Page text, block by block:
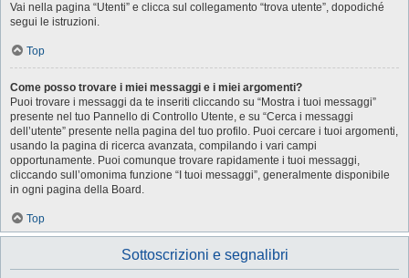
Vai nella pagina “Utenti” e clicca sul collegamento “trova utente”, dopodiché
segui le istruzioni.
Top
Come posso trovare i miei messaggi e i miei argomenti?
Puoi trovare i messaggi da te inseriti cliccando su “Mostra i tuoi messaggi”
presente nel tuo Pannello di Controllo Utente, e su “Cerca i messaggi
dell’utente” presente nella pagina del tuo profilo. Puoi cercare i tuoi argomenti,
usando la pagina di ricerca avanzata, compilando i vari campi
opportunamente. Puoi comunque trovare rapidamente i tuoi messaggi,
cliccando sull’omonima funzione “I tuoi messaggi”, generalmente disponibile
in ogni pagina della Board.
Top
Sottoscrizioni e segnalibri